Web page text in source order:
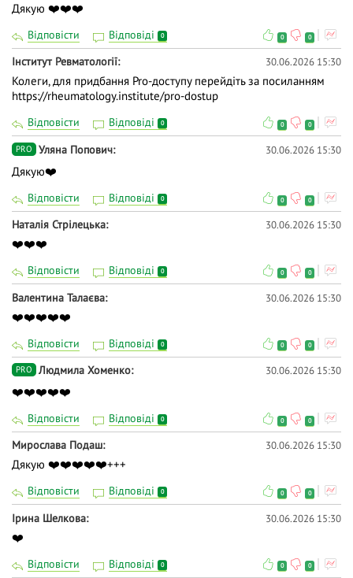
Дякую ❤️❤️❤️
Відповісти Відповіді 0 0 0
Iнститут Ревматології 30.06.2026 15:30
Колеги, для придбання Pro-доступу перейдіть за посиланням
https://rheumatology.institute/pro-dostup
Відповісти Відповіді 0 0 0
PRO Уляна Попович 30.06.2026 15:30
Дякую❤️
Відповісти Відповіді 0 0 0
Наталія Стрілецька 30.06.2026 15:30
❤️❤️❤️
Відповісти Відповіді 0 0 0
Валентина Талаєва 30.06.2026 15:30
❤️❤️❤️❤️❤️
Відповісти Відповіді 0 0 0
PRO Людмила Хоменко 30.06.2026 15:30
❤️❤️❤️❤️❤️
Відповісти Відповіді 0 0 0
Мирослава Подаш 30.06.2026 15:30
Дякую ❤️❤️❤️❤️❤️+++
Відповісти Відповіді 0 0 0
Ірина Шелкова 30.06.2026 15:30
❤️
Відповісти Відповіді 0 0 0